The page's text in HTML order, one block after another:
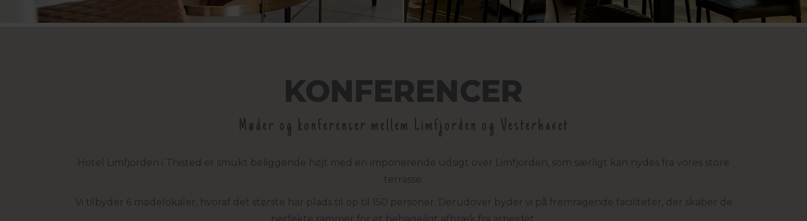
KONFERENCER
Møder og konferencer mellem Limfjorden og Vesterhavet
Hotel Limfjorden i Thisted er smukt beliggende højt med en imponerende udsigt over Limfjorden, som særligt kan nydes fra vores store
terrasse.
Vi tilbyder 6 mødelokaler, hvoraf det største har plads til op til 150 personer. Derudover byder vi på fremragende faciliteter, der skaber de
perfekte rammer for et behageligt afbræk fra arbejdet.